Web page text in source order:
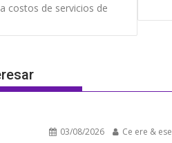
costos de servicios de
03/08/2026 Ce ere & ese